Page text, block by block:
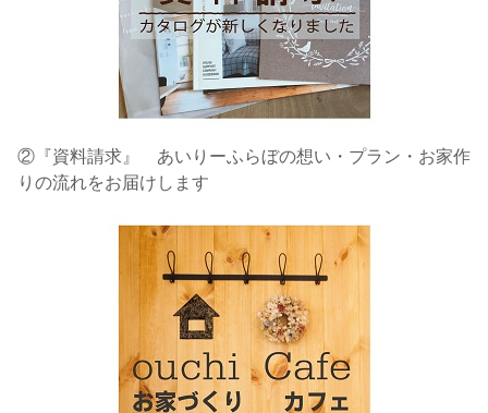
②『資料請求』 あいりーふらぼの想い・プラン・お家作
りの流れをお届けします